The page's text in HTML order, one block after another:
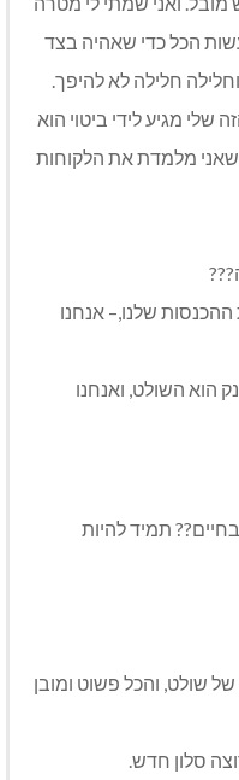
הכל כדי שאהיה בצד
חלילה לא להיפך.
מגיע לידי ביטוי הוא
שאני מלמדת את הלקוחות
שלנו,– אנחנו
הוא השולט, ואנחנו
תמיד להיות
שולט, והכל פשוט ומובן
סלון חדש.